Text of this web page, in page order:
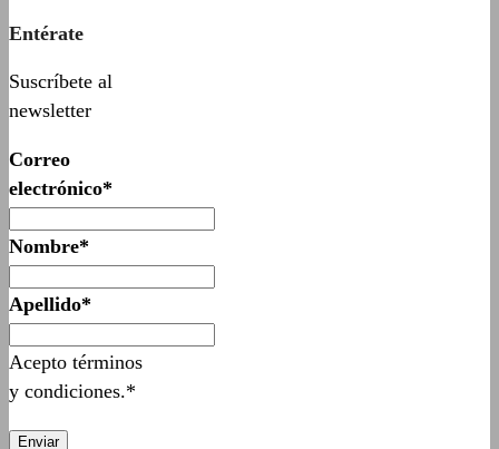
Entérate
Suscríbete al
newsletter
Correo
electrónico*
Nombre*
Apellido*
Acepto términos
y condiciones.*